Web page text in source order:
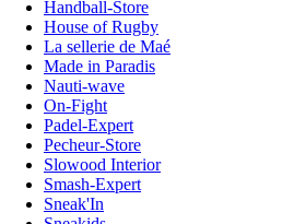
Handball-Store
House of Rugby
La sellerie de Maé
Made in Paradis
Nauti-wave
On-Fight
Padel-Expert
Pecheur-Store
Slowood Interior
Smash-Expert
Sneak'In